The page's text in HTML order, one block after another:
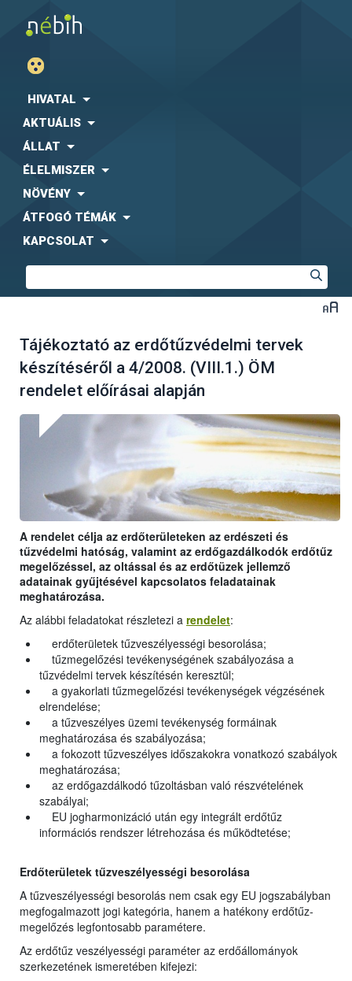
HIVATAL
AKTUÁLIS
ÁLLAT
ÉLELMISZER
NÖVÉNY
ÁTFOGÓ TÉMÁK
KAPCSOLAT
Tájékoztató az erdőtűzvédelmi tervek
készítéséről a 4/2008. (VIII.1.) ÖM
rendelet előírásai alapján
A rendelet célja az erdőterületeken az erdészeti és
tűzvédelmi hatóság, valamint az erdőgazdálkodók erdőtűz
megelőzéssel, az oltással és az erdőtüzek jellemző
adatainak gyűjtésével kapcsolatos feladatainak
meghatározása.
Az alábbi feladatokat részletezi a rendelet:
erdőterületek tűzveszélyességi besorolása;
tűzmegelőzési tevékenységének szabályozása a
tűzvédelmi tervek készítésén keresztül;
a gyakorlati tűzmegelőzési tevékenységek végzésének
elrendelése;
a tűzveszélyes üzemi tevékenység formáinak
meghatározása és szabályozása;
a fokozott tűzveszélyes időszakokra vonatkozó szabályok
meghatározása;
az erdőgazdálkodó tűzoltásban való részvételének
szabályai;
EU jogharmonizáció után egy integrált erdőtűz
információs rendszer létrehozása és működtetése;
Erdőterületek tűzveszélyességi besorolása
A tűzveszélyességi besorolás nem csak egy EU jogszabályban
megfogalmazott jogi kategória, hanem a hatékony erdőtűz-
megelőzés legfontosabb paramétere.
Az erdőtűz veszélyességi paraméter az erdőállományok
szerkezetének ismeretében kifejezi: